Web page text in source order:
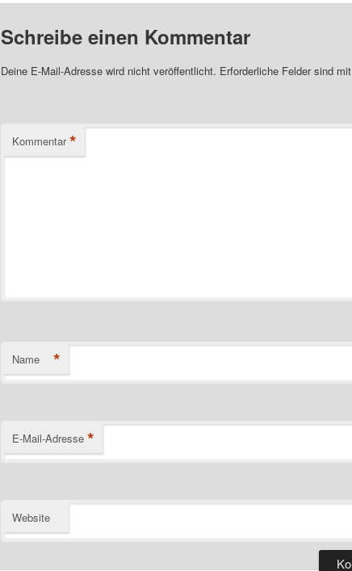
Schreibe einen Kommentar
Deine E-Mail-Adresse wird nicht veröffentlicht. Erforderliche Felder sind mit
Kommentar *
Name *
E-Mail-Adresse *
Website